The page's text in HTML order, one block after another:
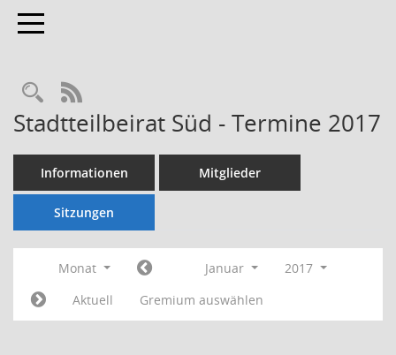
Toggle navigation
Rechercheauswahl
RSS-Feed
Stadtteilbeirat Süd - Termine 2017
Informationen Mitglieder
Sitzungen
Monat Januar
2017
Aktuell
Gremium auswählen